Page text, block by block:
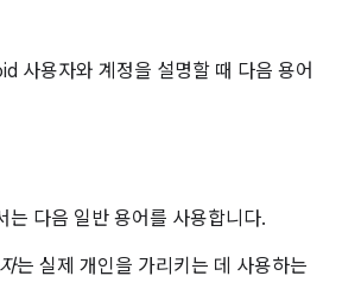
사용자와 계정을 설명할 때 다음 용어
다음 일반 용어를 사용합니다.
는 실제 개인을 가리키는 데 사용하는